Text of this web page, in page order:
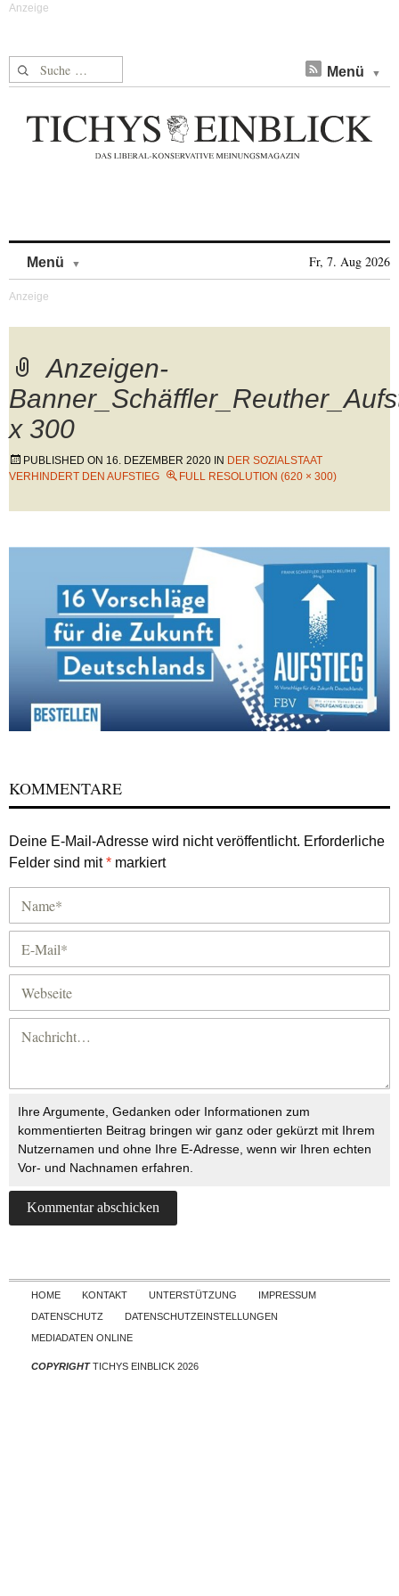
Suche nach: Menü
Menü Fr, 7. Aug 2026
Anzeigen-
x 300
PUBLISHED ON 16. DEZEMBER 2020 IN DER SOZIALSTAAT
VERHINDERT DEN AUFSTIEG
FULL RESOLUTION (620 × 300)
KOMMENTARE
Deine E-Mail-Adresse wird nicht veröffentlicht. Erforderliche
Felder sind mit* markiert
Ihre Argumente, Gedanken oder Informationen zum
kommentierten Beitrag bringen wir ganz oder gekürzt mit Ihrem
Nutzernamen und ohne Ihre E-Adresse, wenn wir Ihren echten
Vor- und Nachnamen erfahren.
Skip to content
HOME KONTAKT UNTERSTÜTZUNG
IMPRESSUM
DATENSCHUTZ
DATENSCHUTZEINSTELLUNGEN
MEDIADATEN ONLINE
COPYRIGHTTICHYS EINBLICK 2026